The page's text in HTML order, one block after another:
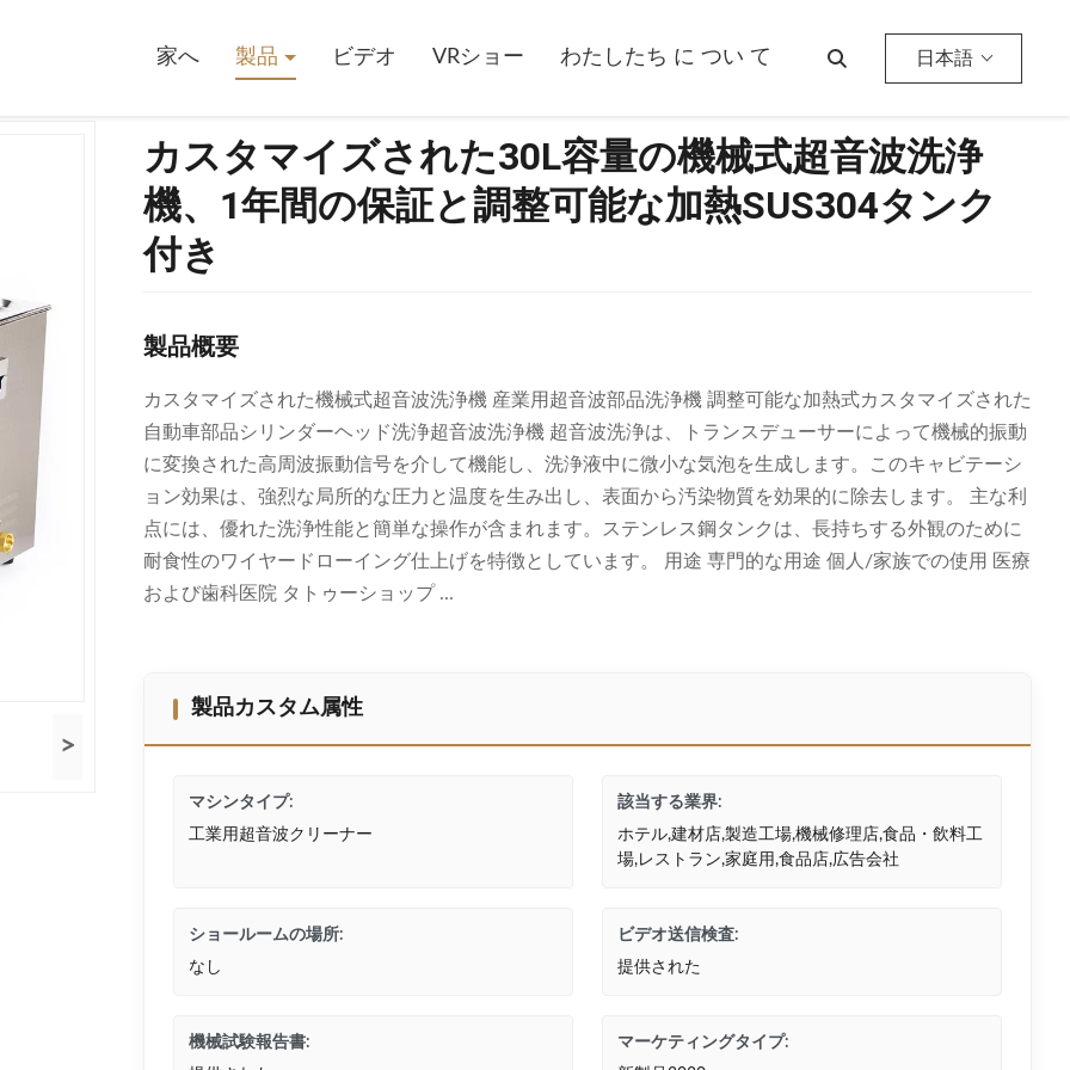
家へ 製品 ビデオ VRショー わたしたち に つい て 日本語
>
カスタマイズされた30L容量の機械式超音波洗浄
機、1年間の保証と調整可能な加熱SUS304タンク
付き
製品概要
カスタマイズされた機械式超音波洗浄機 産業用超音波部品洗浄機 調整可能な加熱式カスタマイズされた
自動車部品シリンダーヘッド洗浄超音波洗浄機 超音波洗浄は、トランスデューサーによって機械的振動
に変換された高周波振動信号を介して機能し、洗浄液中に微小な気泡を生成します。このキャビテーシ
ョン効果は、強烈な局所的な圧力と温度を生み出し、表面から汚染物質を効果的に除去します。 主な利
点には、優れた洗浄性能と簡単な操作が含まれます。ステンレス鋼タンクは、長持ちする外観のために
耐食性のワイヤードローイング仕上げを特徴としています。 用途 専門的な用途 個人/家族での使用 医療
および歯科医院 タトゥーショップ ...
製品カスタム属性
マシンタイプ:
工業用超音波クリーナー
該当する業界:
ホテル,建材店,製造工場,機械修理店,食品・飲料工
場,レストラン,家庭用,食品店,広告会社
ショールームの場所:
なし
ビデオ送信検査:
提供された
機械試験報告書:
マーケティングタイプ: